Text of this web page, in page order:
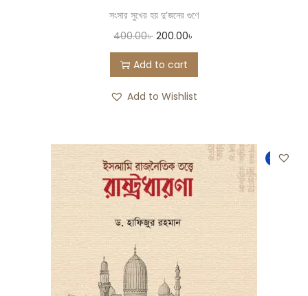
সংসার সুখের হয় দু’জনের গুণে
400.00৳ 200.00৳
Add to cart
Add to Wishlist
-13%